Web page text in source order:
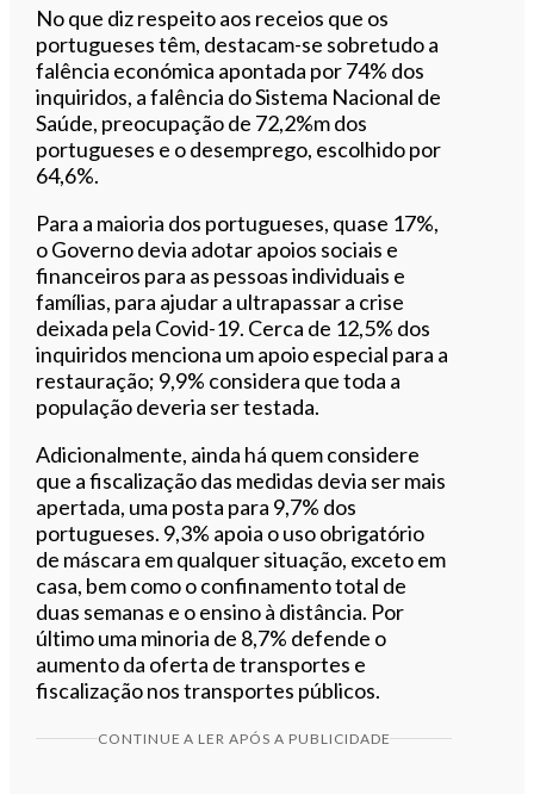
No que diz respeito aos receios que os
portugueses têm, destacam-se sobretudo a
falência económica apontada por 74% dos
inquiridos, a falência do Sistema Nacional de
Saúde, preocupação de 72,2%m dos
portugueses e o desemprego, escolhido por
64,6%.
Para a maioria dos portugueses, quase 17%,
o Governo devia adotar apoios sociais e
financeiros para as pessoas individuais e
famílias, para ajudar a ultrapassar a crise
deixada pela Covid-19. Cerca de 12,5% dos
inquiridos menciona um apoio especial para a
restauração; 9,9% considera que toda a
população deveria ser testada.
Adicionalmente, ainda há quem considere
que a fiscalização das medidas devia ser mais
apertada, uma posta para 9,7% dos
portugueses. 9,3% apoia o uso obrigatório
de máscara em qualquer situação, exceto em
casa, bem como o confinamento total de
duas semanas e o ensino à distância. Por
último uma minoria de 8,7% defende o
aumento da oferta de transportes e
fiscalização nos transportes públicos.
CONTINUE A LER APÓS A PUBLICIDADE